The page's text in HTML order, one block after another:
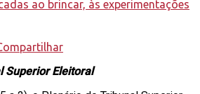
Superior Eleitoral